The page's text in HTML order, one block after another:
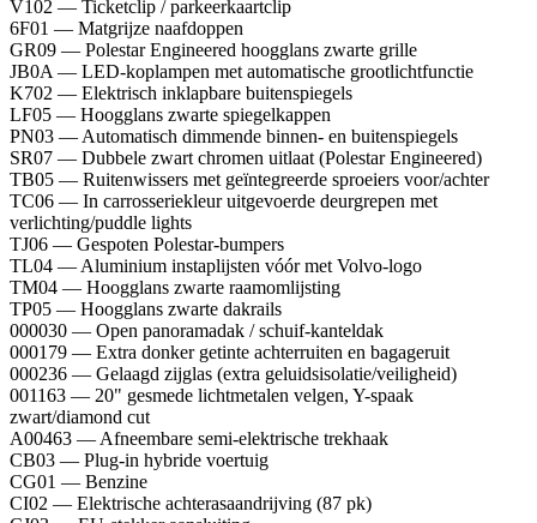
V102 — Ticketclip / parkeerkaartclip
6F01 — Matgrijze naafdoppen
GR09 — Polestar Engineered hoogglans zwarte grille
JB0A — LED-koplampen met automatische grootlichtfunctie
K702 — Elektrisch inklapbare buitenspiegels
LF05 — Hoogglans zwarte spiegelkappen
PN03 — Automatisch dimmende binnen- en buitenspiegels
SR07 — Dubbele zwart chromen uitlaat (Polestar Engineered)
TB05 — Ruitenwissers met geïntegreerde sproeiers voor/achter
TC06 — In carrosseriekleur uitgevoerde deurgrepen met
verlichting/puddle lights
TJ06 — Gespoten Polestar-bumpers
TL04 — Aluminium instaplijsten vóór met Volvo-logo
TM04 — Hoogglans zwarte raamomlijsting
TP05 — Hoogglans zwarte dakrails
000030 — Open panoramadak / schuif-kanteldak
000179 — Extra donker getinte achterruiten en bagageruit
000236 — Gelaagd zijglas (extra geluidsisolatie/veiligheid)
001163 — 20" gesmede lichtmetalen velgen, Y-spaak
zwart/diamond cut
A00463 — Afneembare semi-elektrische trekhaak
CB03 — Plug-in hybride voertuig
CG01 — Benzine
CI02 — Elektrische achterasaandrijving (87 pk)